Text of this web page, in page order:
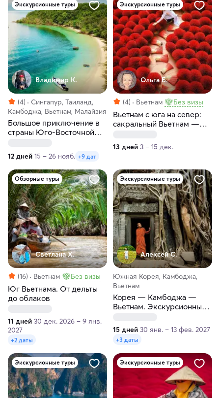
Экскурсионные туры
Владимир К.
(4)
Сингапур, Таиланд,
Камбоджа, Вьетнам, Малайзия
Большое приключение в
страны Юго-Восточной
12 дней 15 – 26 нояб. +9 дат
Экскурсионные туры
Ольга Б.
(4) Вьетнам Без визы
Вьетнам с юга на север:
сакральный Вьетнам —
13 дней 3 – 15 дек.
Обзорные туры
Светлана Х.
(16) Вьетнам Без визы
Юг Вьетнама. От дельты
до облаков
11 дней 30 дек. 2026 – 9 янв.
2027
+2 даты
Экскурсионные туры
Алексей С.
Южная Корея, Камбоджа,
Вьетнам
Корея — Камбоджа —
Вьетнам. Экскурсионный
15 дней 30 янв. – 13 фев. 2027
+3 даты
Экскурсионные туры Экскурсионные туры